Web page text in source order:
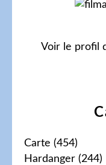
Carte (454)
Hardanger (244)
Voir le profil